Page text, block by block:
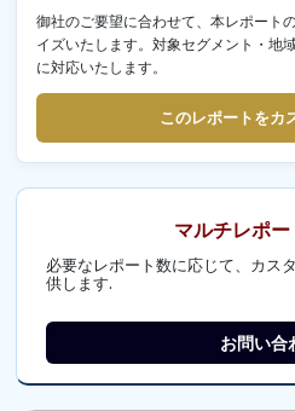
御社のご要望に合わせて、本レポート
イズいたします。対象セグメント・地
に対応いたします。
このレポートをカ
マルチレポ
必要なレポート数に応じて、カス
供します.
お問い合